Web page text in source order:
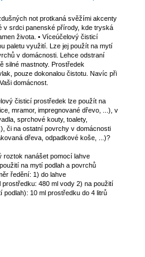
not protkaná svěžími akcenty
v srdci panenské přírody, kde tryská
života. • Víceúčelový čisticí
paletu využití. Lze jej použít na mytí
v domácnosti. Lehce odstraní
silné mastnoty. Prostředek
pouze dokonalou čistotu. Navíc při
domácnost.
čisticí prostředek lze použít na
mramor, impregnované dřevo, ...), v
sprchové kouty, toalety,
či na ostatní povrchy v domácnosti
dřeva, odpadkové koše, ...)?
roztok nanášet pomocí lahve
na mytí podlah a povrchů
ředění: 1) do lahve
480 ml vody 2) na použití
podlah): 10 ml prostředku do 4 litrů